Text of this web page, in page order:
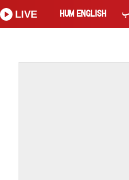
HUM ENGLISH
LIVE